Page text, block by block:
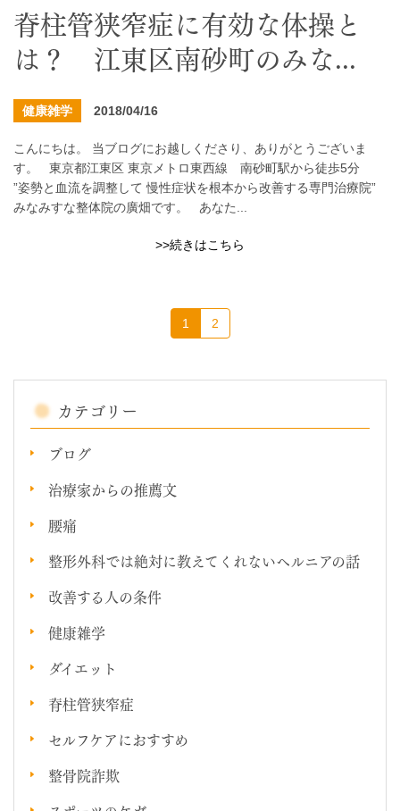
脊柱管狭窄症に有効な体操と
は？ 江東区南砂町のみな...
健康雑学 2018/04/16
こんにちは。 当ブログにお越しくださり、ありがとうございま
す。 東京都江東区 東京メトロ東西線 南砂町駅から徒歩5分
”姿勢と血流を調整して 慢性症状を根本から改善する専門治療院”
みなみすな整体院の廣畑です。 あなた...
>>続きはこちら
1 2
カテゴリー
ブログ
治療家からの推薦文
腰痛
整形外科では絶対に教えてくれないヘルニアの話
改善する人の条件
健康雑学
ダイエット
脊柱管狭窄症
セルフケアにおすすめ
整骨院詐欺